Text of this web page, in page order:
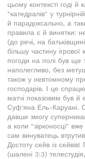
цьому контексті годі й
"катедралів" у
й парадоксально, а
правила є й винятки:
(до речі, на
більшу частину
погоди на полі був ще
наполегливо, без
також у невтомному
господарів. І це
матчі показовим був й
Суф'яна Ель-Каруані.
давши змогу
а коли "зірконосці" вже
сам винуватець
Достоту сейв із
(шалені 3:3)